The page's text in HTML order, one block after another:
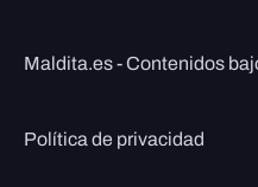
Maldita.es - Contenidos
Política de privacidad